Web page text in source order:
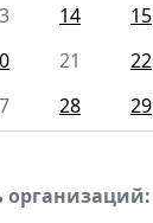
14 15
21 22
28 29
организаций: